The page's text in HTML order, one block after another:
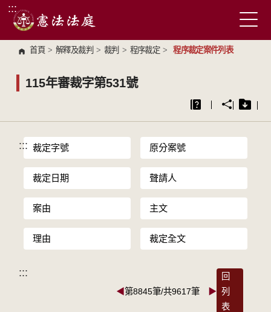
跳到主要內容區塊
:::
首頁 > 解釋及裁判 > 裁判 > 程序裁定 > 程序裁定案件列表
115年審裁字第531號
::: 裁定字號 原分案號
裁定日期 聲請人
案由 主文
理由 裁定全文
:::
◀第8845筆/共9617筆 ▶
回
列
表